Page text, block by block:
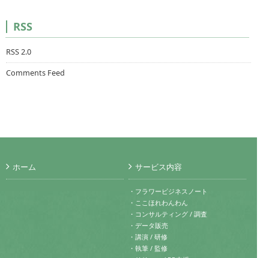
RSS
RSS 2.0
Comments Feed
ホーム サービス内容
・フラワービジネスノート
・ここほれわんわん
・コンサルティング / 調査
・データ販売
・講演 / 研修
・執筆 / 監修